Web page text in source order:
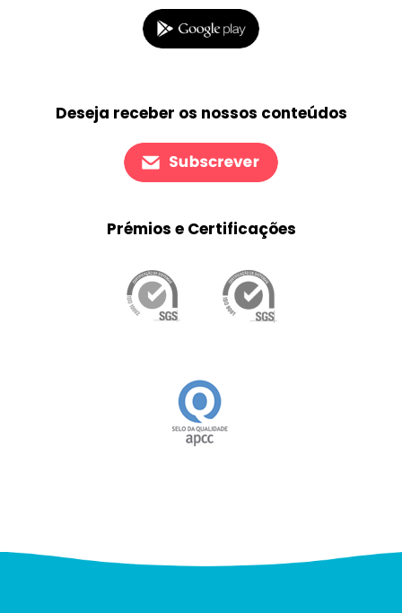
Deseja receber os nossos conteúdos
Prémios e Certificações